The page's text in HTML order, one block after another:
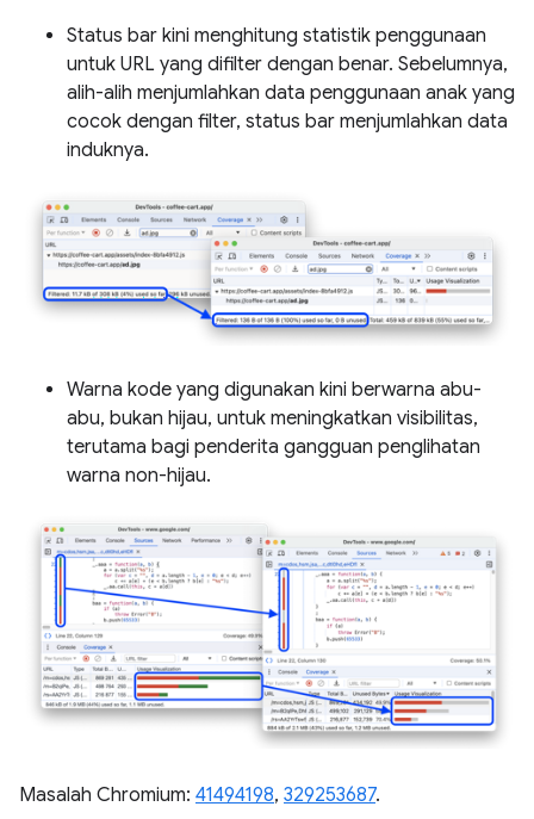
Status bar kini menghitung statistik penggunaan
untuk URL yang difilter dengan benar. Sebelumnya,
alih-alih menjumlahkan data penggunaan anak yang
cocok dengan filter, status bar menjumlahkan data
induknya.
Warna kode yang digunakan kini berwarna abu-
abu, bukan hijau, untuk meningkatkan visibilitas,
terutama bagi penderita gangguan penglihatan
warna non-hijau.
Masalah Chromium: 41494198, 329253687.